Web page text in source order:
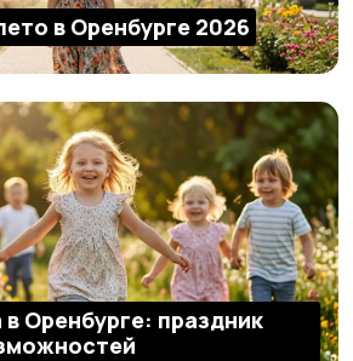
в Оренбурге 2026
Оренбурге: праздник